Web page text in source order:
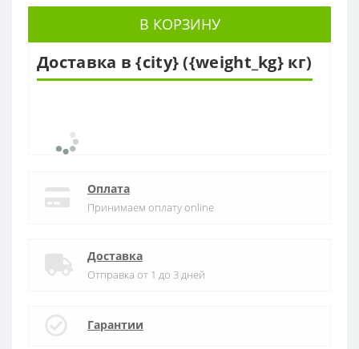
В КОРЗИНУ
Доставка в {city} ({weight_kg} кг)
Оплата
Принимаем оплату online
Доставка
Отправка от 1 до 3 дней
Гарантии